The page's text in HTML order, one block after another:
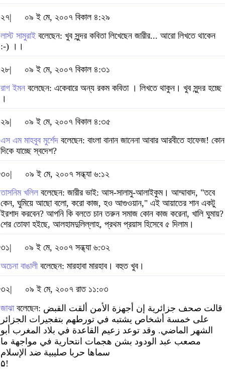
২৭|
০৯ ই মে, ২০০৭ বিকাল ৪:২৯
লাস্ট সামুরাই বলেছেন: খুব সুন্দর কবিতা লিখেছেন জারীর... আরো লিখতে থাকেন
:-) ।।
২৮|
০৯ ই মে, ২০০৭ বিকাল ৪:৩১
রাগ ইমন বলেছেন: একেবারে অন্য রকম কবিতা । লিখতে থাকুন। খুব সুন্দর হচ্ছে
।
২৯|
০৯ ই মে, ২০০৭ বিকাল ৪:৩৫
এস এম মাহবুব মুর্শেদ বলেছেন: বাংলা বানান জানেনা আবার আরবীতে হাফেজ! কোন
দিকে যাচ্ছে স্বদেশ?
৩০|
০৯ ই মে, ২০০৭ সন্ধ্যা ৬:১২
তাসনিম খলিল বলেছেন: জারীর ভাই: আস-সালামু-আলাইকুম। আম্মাবাদ, "তবে
কেন, ঘুমিয়ে আছো বলো, করো কাজ, হও আগুওয়ান," এই আয়াতের শান একটু
ইরশাদ করবেন? আপনি কি বলতে চান তরুন সমাজ কোন কাজ করেনা, খালি ঘুমায়?
শের তোফা হইছে, আলহামদুলিল্লাহ, প্রথম প্রয়াস হিসেবে ৫ দিলাম।
৩১|
০৯ ই মে, ২০০৭ সন্ধ্যা ৬:৩২
অচেনা বাঙালীবলেছেন: মারহাবা মারহাব। বহুত খুব।
৩২|
০৯ ই মে, ২০০৭ রাত ১১:০৩
জাঝাবলেছেন: قالت صحف جزائرية إن أجهزة الأمن ألقت القبض
على خمسة أشخاص يشتبه في تورطهم بتفجيرات الجزائر
الشهر الماضي. وقد توعد زعيم القاعدة في بلاد المغرب أبو
مصعب عبد الودود بشن هجمات انتحارية في مواجهة ما
سماها حربا صليبية ضد الإسلام
۵!